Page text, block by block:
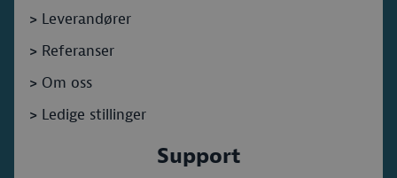
> Leverandører
> Referanser
> Om oss
> Ledige stillinger
Support